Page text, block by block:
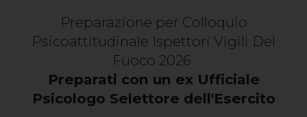
Preparazione per Colloquio
Psicoattitudinale Ispettori Vigili Del
Fuoco 2026
Preparati con un ex Ufficiale
Psicologo Selettore dell'Esercito